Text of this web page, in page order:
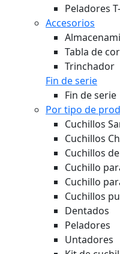
Peladores
Accesorios
Tabla de
Trinchador
Fin de serie
Fin de serie
Por tipo de
Cuchillos
Cuchillos
Cuchillos
Cuchillo
Cuchillo
Cuchillos
Dentados
Peladores
Untadores